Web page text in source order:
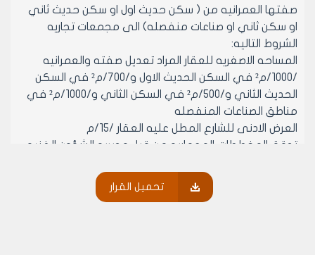
صفتها العمرانيه من ( سكن حديث اول او سكن حديث ثاني
او سكن ثاني او صناعات منفصله) الى مجمعات تجاريه
الشروط التاليه:
المساحه الاصغريه للعقار المراد تعديل صفته والعمرانيه
/1000/م² في السكن الحديث الاول و/700/م² في السكن
الحديث الثاني و/500/م² في السكن الثاني و/1000/م² في
مناطق الصناعات المنفصله
العرض الادنى للشارع المطل عليه العقار /15/م
تدقق المخططات المعماريه من قبل مديريه الشؤون الفنيه
المساحات الطابقيه ولا تحسب مساحه الاقبيه والطابق
تحميل القرار